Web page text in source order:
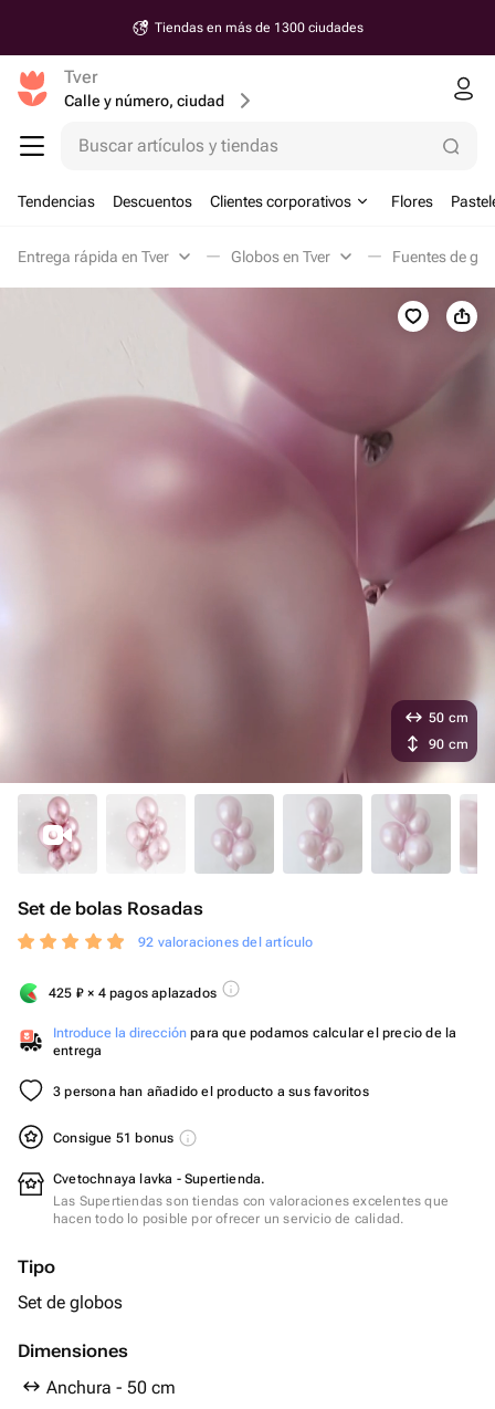
Tiendas en más de 1300 ciudades
Tver
Calle y número, ciudad
Buscar artículos y tiendas
Tendencias Descuentos Clientes corporativos Flores
Entrega rápida en Tver Globos en Tver Fuentes de
Set de bolas Rosadas
92 valoraciones del artículo
425 ₽ × 4 pagos aplazados
Introduce la dirección para que podamos calcular el precio de la
entrega
3 persona han añadido el producto a sus favoritos
Consigue 51 bonus
Cvetochnaya lavka - Supertienda.
Las Supertiendas son tiendas con valoraciones excelentes que
hacen todo lo posible por ofrecer un servicio de calidad.
Tipo
Set de globos
Dimensiones
Anchura - 50 cm
50 cm
90 cm